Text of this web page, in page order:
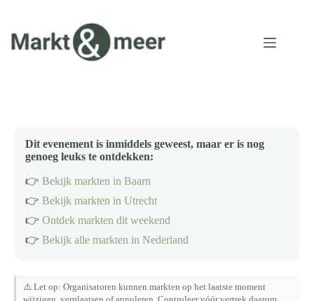
inhoud
Dit evenement is inmiddels geweest, maar er is nog
genoeg leuks te ontdekken:
👉 Bekijk markten in Baarn
👉 Bekijk markten in Utrecht
👉 Ontdek markten dit weekend
👉 Bekijk alle markten in Nederland
⚠️ Let op: Organisatoren kunnen markten op het laatste moment